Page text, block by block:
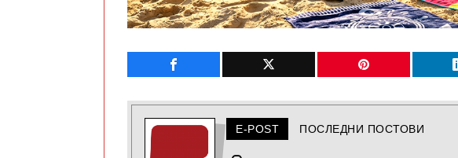
E-POST ПОСЛЕДНИ ПОСТОВИ